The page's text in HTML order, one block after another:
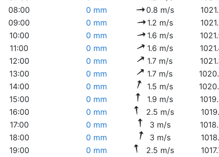
08:00
0 mm 0.8 m/s
09:00
0 mm 1.2 m/s
10:00
0 mm 1.6 m/s
11:00
0 mm 1.6 m/s
12:00
0 mm 1.7 m/s
13:00
0 mm 1.7 m/s
14:00
0 mm 1.5 m/s
15:00
0 mm 1.9 m/s
16:00
0 mm 2.5 m/s
17:00
0 mm 3 m/s
18:00
0 mm 3 m/s
19:00
0 mm 2.5 m/s